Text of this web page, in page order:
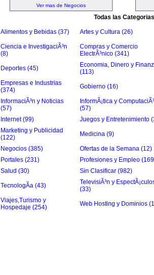
Ver mas de Negocios
Todas las Categorias
Alimentos y Bebidas (37) Artes y Cultura (26)
Ciencia e InvestigaciÃ³n
(8)
Compras y Comercio
ElectrÃ³nico (341)
Deportes (45)
Economia, Dinero y
(113)
Empresas e Industrias
(374)
Gobierno (16)
InformaciÃ³n y Noticias
(57)
InformÃ¡tica y
(57)
Internet (99)
Juegos y Entretenimiento
Marketing y Publicidad
(122)
Medicina (9)
Negocios (385)
Ofertas de la Semana (12)
Portales (231)
Profesiones y Empleo
Salud (30)
Sin Clasificar (982)
TecnologÃ­a (43)
TelevisiÃ³n y
(33)
Viajes,Turismo y
Hospedaje (254)
Web Hosting y Dominios